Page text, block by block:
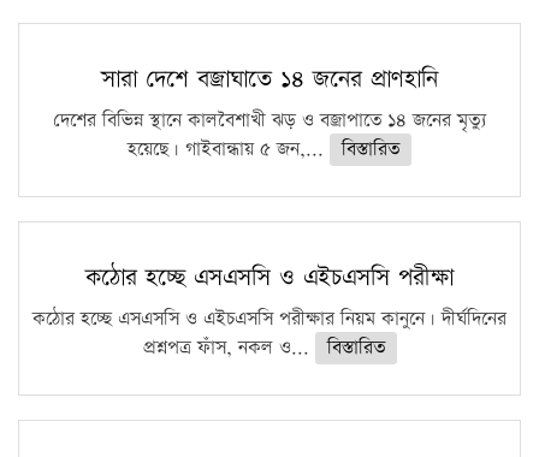
সারা দেশে বজ্রাঘাতে ১৪ জনের প্রাণহানি
দেশের বিভিন্ন স্থানে কালবৈশাখী ঝড় ও বজ্রাপাতে ১৪ জনের মৃত্যু
হয়েছে। গাইবান্ধায় ৫ জন,...
বিস্তারিত
কঠোর হচ্ছে এসএসসি ও এইচএসসি পরীক্ষা
কঠোর হচ্ছে এসএসসি ও এইচএসসি পরীক্ষার নিয়ম কানুনে। দীর্ঘদিনের
প্রশ্নপত্র ফাঁস, নকল ও...
বিস্তারিত